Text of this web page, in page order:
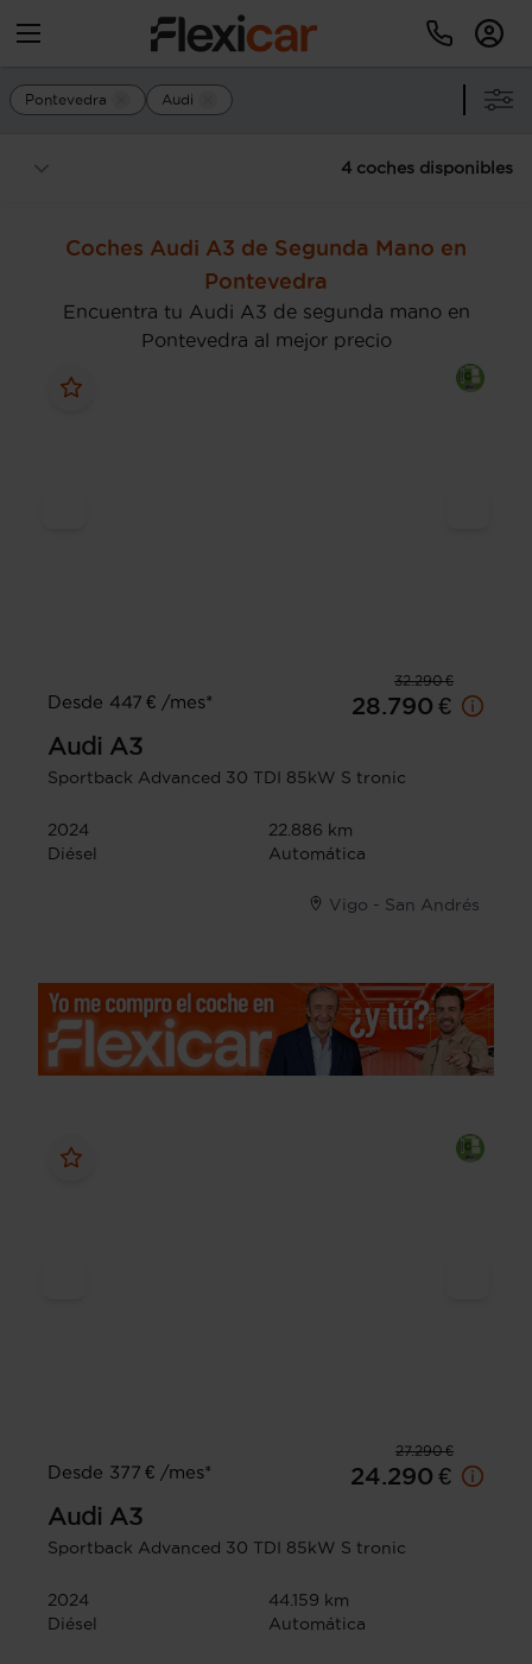
Pontevedra Audi
4 coches disponibles
Coches Audi A3 de Segunda Mano en
Pontevedra
Encuentra tu Audi A3 de segunda mano en
Pontevedra al mejor precio
32.290 €
Desde 447 € /mes*
28.790 €
Audi A3
Sportback Advanced 30 TDI 85kW S tronic
2024
22.886 km
Diésel
Automática
Vigo - San Andrés
27.290 €
Desde 377 € /mes*
24.290 €
Audi A3
Sportback Advanced 30 TDI 85kW S tronic
2024
44.159 km
Diésel
Automática